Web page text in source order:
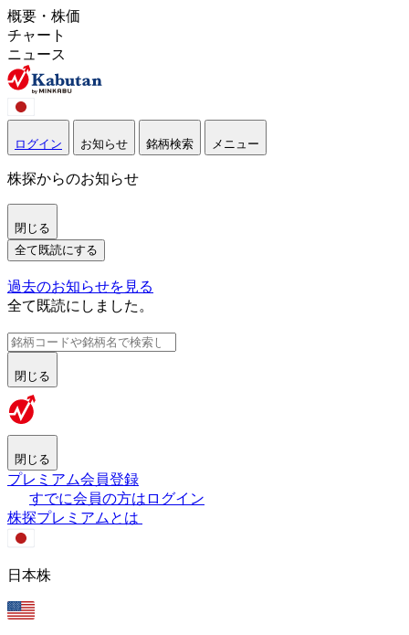
概要・株価
チャート
ニュース
ログイン お知らせ 銘柄検索 メニュー
株探からのお知らせ
閉じる
全て既読にする
過去のお知らせを見る
全て既読にしました。
閉じる
閉じる
プレミアム会員登録
すでに会員の方はログイン
株探プレミアムとは
日本株